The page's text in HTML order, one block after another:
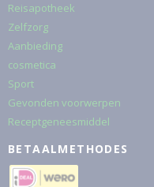
Reisapotheek
Zelfzorg
Aanbieding
cosmetica
Sport
Gevonden voorwerpen
Receptgeneesmiddel
BETAALMETHODES